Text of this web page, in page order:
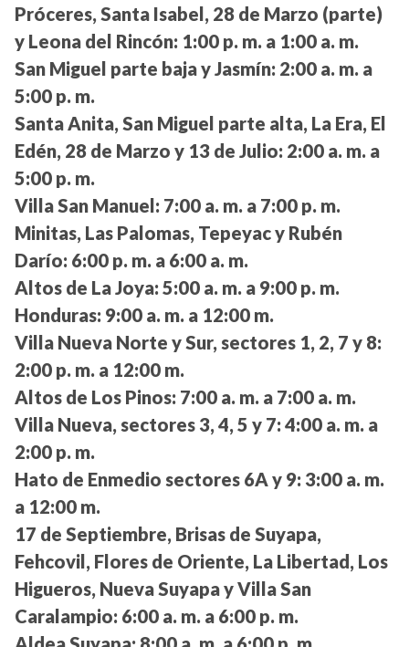
Próceres, Santa Isabel, 28 de Marzo (parte)
y Leona del Rincón: 1:00 p. m. a 1:00 a. m.
San Miguel parte baja y Jasmín: 2:00 a. m. a
5:00 p. m.
Santa Anita, San Miguel parte alta, La Era, El
Edén, 28 de Marzo y 13 de Julio: 2:00 a. m. a
5:00 p. m.
Villa San Manuel: 7:00 a. m. a 7:00 p. m.
Minitas, Las Palomas, Tepeyac y Rubén
Darío: 6:00 p. m. a 6:00 a. m.
Altos de La Joya: 5:00 a. m. a 9:00 p. m.
Honduras: 9:00 a. m. a 12:00 m.
Villa Nueva Norte y Sur, sectores 1, 2, 7 y 8:
2:00 p. m. a 12:00 m.
Altos de Los Pinos: 7:00 a. m. a 7:00 a. m.
Villa Nueva, sectores 3, 4, 5 y 7: 4:00 a. m. a
2:00 p. m.
Hato de Enmedio sectores 6A y 9: 3:00 a. m.
a 12:00 m.
17 de Septiembre, Brisas de Suyapa,
Fehcovil, Flores de Oriente, La Libertad, Los
Higueros, Nueva Suyapa y Villa San
Caralampio: 6:00 a. m. a 6:00 p. m.